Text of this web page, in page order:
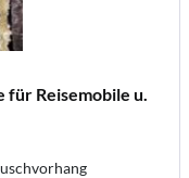
für Reisemobile u.